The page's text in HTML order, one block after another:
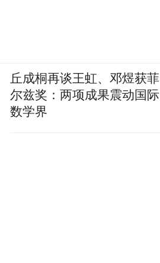
丘成桐再谈王虹、邓煜获菲
尔兹奖：两项成果震动国际
数学界